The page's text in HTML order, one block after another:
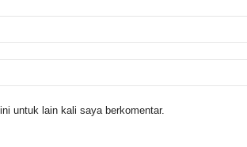
untuk lain kali saya berkomentar.